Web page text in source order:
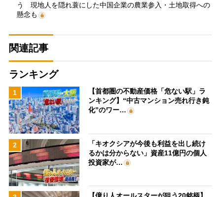
う 現地人を隠れ蓑にした中国企業の農業参入・土地取得への
懸念も
関連記事
ランキング
1
【首都圏の不動産価格「危ない駅」ラ
ンキング】“中古マンション売れ行き鈍
化”のワー…
2
「キオクシアが今後も利益を出し続け
るかは分からない」資産11億円の個人
投資家が…